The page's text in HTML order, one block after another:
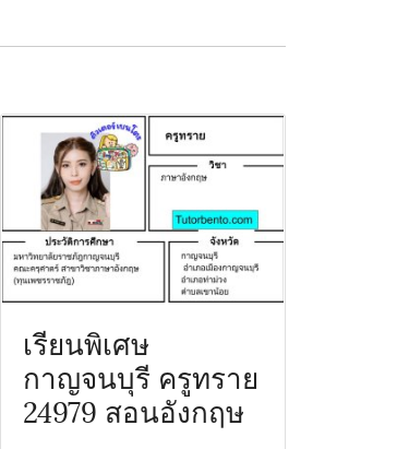
เรียนพิเศษ
กาญจนบุรี ครูทราย
24979 สอนอังกฤษ